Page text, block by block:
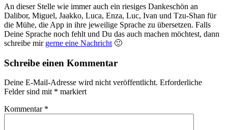
An dieser Stelle wie immer auch ein riesiges Dankeschön an
Dalibor, Miguel, Jaakko, Luca, Enza, Luc, Ivan und Tzu-Shan für
die Mühe, die App in ihre jeweilige Sprache zu übersetzen. Falls
Deine Sprache noch fehlt und Du das auch machen möchtest, dann
schreibe mir gerne eine Nachricht 🙂
Schreibe einen Kommentar
Deine E-Mail-Adresse wird nicht veröffentlicht. Erforderliche
Felder sind mit * markiert
Kommentar *